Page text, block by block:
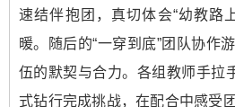
速结伴抱团，真切体会“幼教路
暖。随后的“一穿到底”团队协作
伍的默契与合力。各组教师手拉
式钻行完成挑战，在配合中感受